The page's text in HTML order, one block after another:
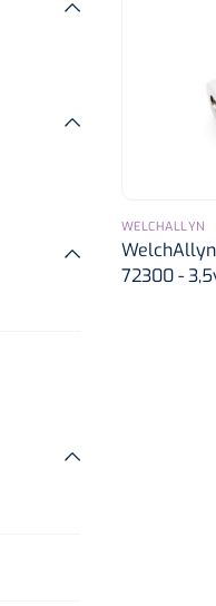
WELCHALLYN
72300 -